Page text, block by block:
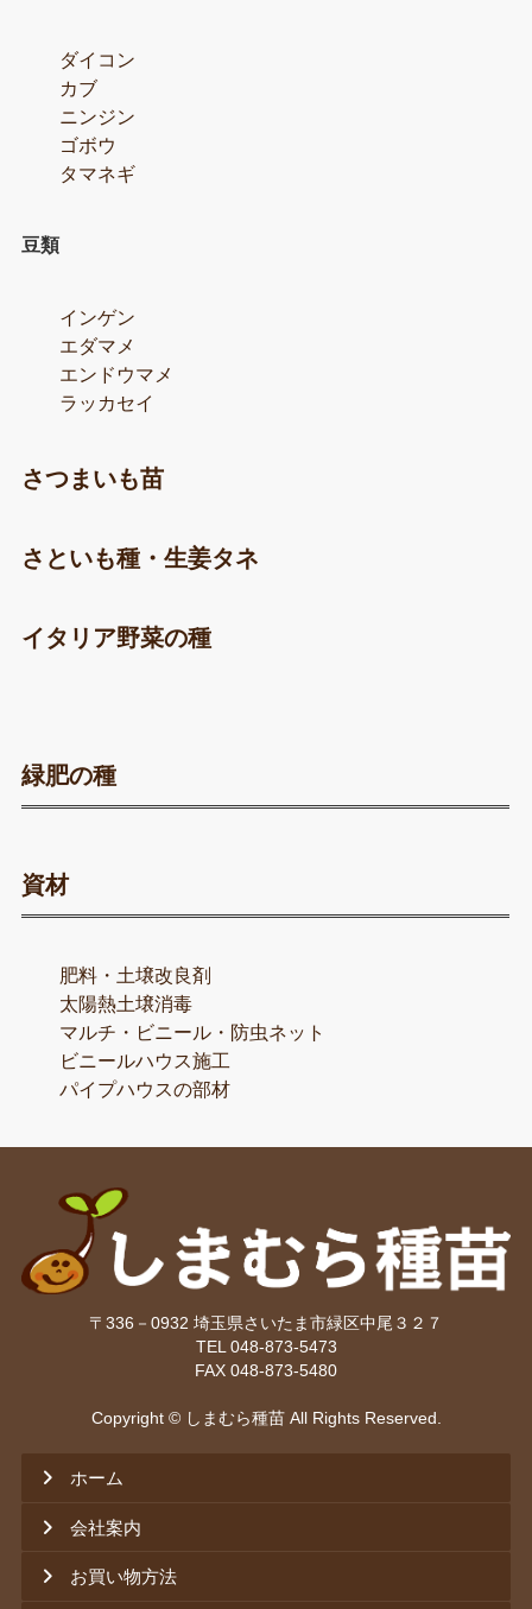
ダイコン
カブ
ニンジン
ゴボウ
タマネギ
豆類
インゲン
エダマメ
エンドウマメ
ラッカセイ
さつまいも苗
さといも種・生姜タネ
イタリア野菜の種
緑肥の種
資材
肥料・土壌改良剤
太陽熱土壌消毒
マルチ・ビニール・防虫ネット
ビニールハウス施工
パイプハウスの部材
〒336－0932 埼玉県さいたま市緑区中尾３２７
TEL 048-873-5473
FAX 048-873-5480
Copyright © しまむら種苗 All Rights Reserved.
ホーム
会社案内
お買い物方法